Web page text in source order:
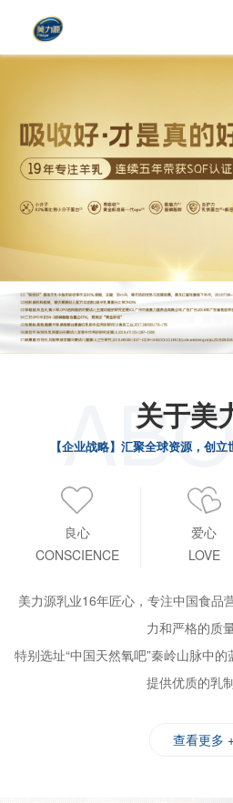
关于美
【企业战略】汇聚全球资源，创
良心
CONSCIENCE
爱心
LOVE
美力源乳业16年匠心，专注中国食品
力和严格的质
特别选址“中国天然氧吧”秦岭山脉中
提供优质的乳
查看更多